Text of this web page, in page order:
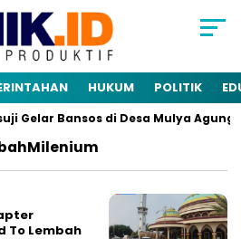
HUKUM POLITIK
Gelar Bansos di Desa Mulya
To Lembah